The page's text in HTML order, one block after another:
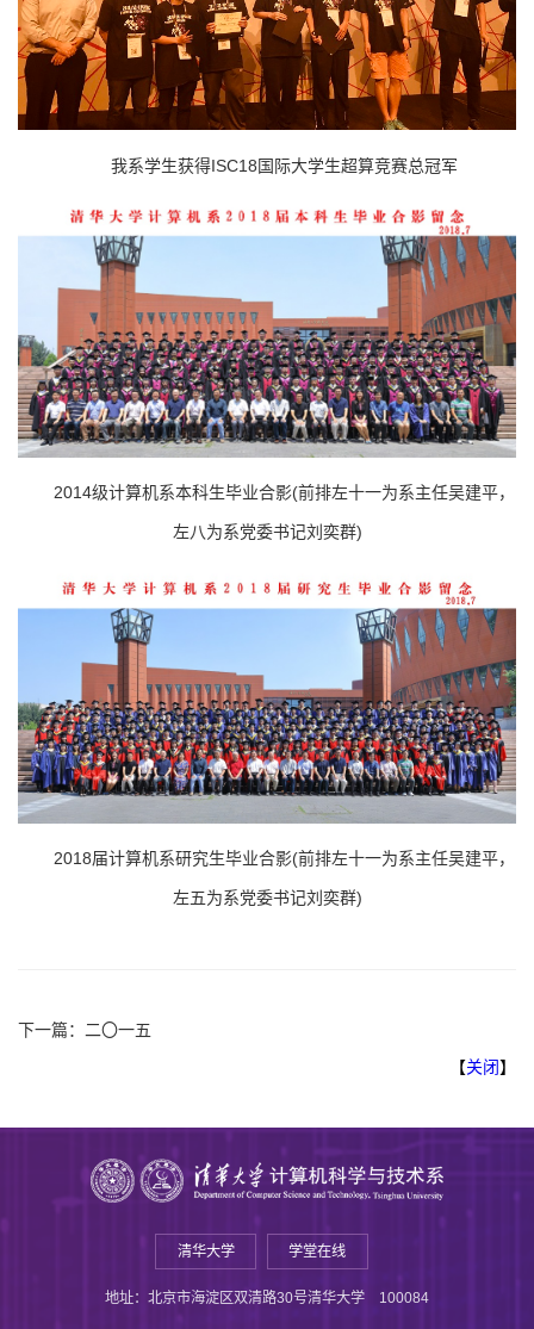
我系学生获得ISC18国际大学生超算竞赛总冠军
2014级计算机系本科生毕业合影(前排左十一为系主任吴建平，
左八为系党委书记刘奕群)
2018届计算机系研究生毕业合影(前排左十一为系主任吴建平，
左五为系党委书记刘奕群)
下一篇：
二〇一五
【关闭】
清华大学 学堂在线
地址：北京市海淀区双清路30号清华大学 100084